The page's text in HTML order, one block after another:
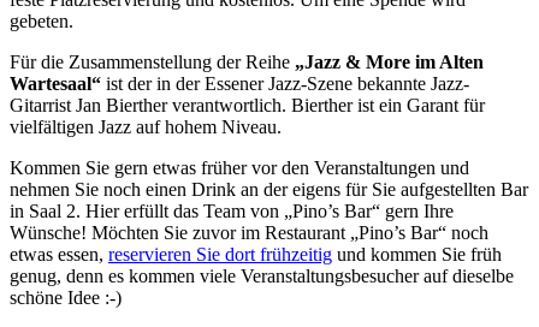
gebeten.
Für die Zusammenstellung der Reihe „Jazz & More im Alten
Wartesaal“ ist der in der Essener Jazz-Szene bekannte Jazz-
Gitarrist Jan Bierther verantwortlich. Bierther ist ein Garant für
vielfältigen Jazz auf hohem Niveau.
Kommen Sie gern etwas früher vor den Veranstaltungen und
nehmen Sie noch einen Drink an der eigens für Sie aufgestellten Bar
in Saal 2. Hier erfüllt das Team von „Pino’s Bar“ gern Ihre
Wünsche! Möchten Sie zuvor im Restaurant „Pino’s Bar“ noch
etwas essen, reservieren Sie dort frühzeitig und kommen Sie früh
genug, denn es kommen viele Veranstaltungsbesucher auf dieselbe
schöne Idee :-)